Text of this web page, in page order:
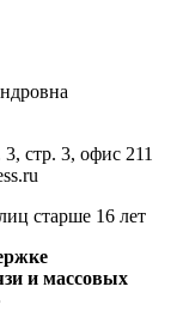
стр. 3, офис 211
старше 16 лет
и массовых